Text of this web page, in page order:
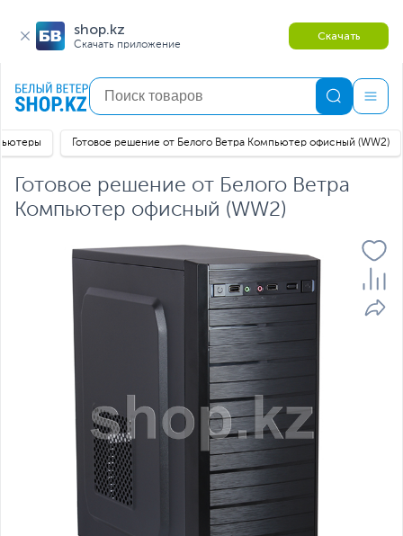
shop.kz
Скачать приложение
Скачать
Готовое решение от Белого Ветра Компьютер офисный (WW2)
Готовое решение от Белого Ветра
Компьютер офисный (WW2)